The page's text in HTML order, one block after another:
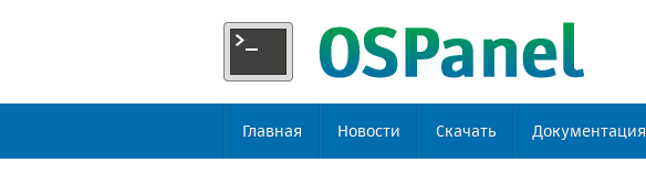
Главная Новости Скачать Документация